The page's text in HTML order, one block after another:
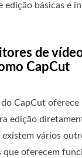
edição básicas e
de
CapCut
CapCut oferece
edição
existem vários
oferecem